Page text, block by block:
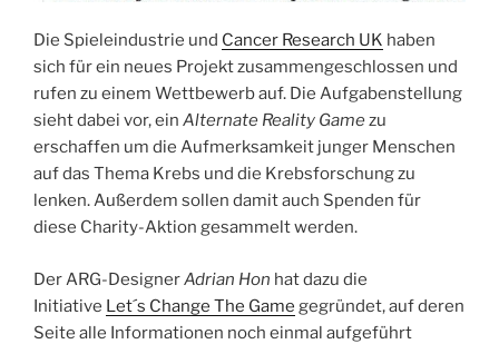
Die Spieleindustrie und Cancer Research UK haben
sich für ein neues Projekt zusammengeschlossen und
rufen zu einem Wettbewerb auf. Die Aufgabenstellung
sieht dabei vor, ein Alternate Reality Gamezu
erschaffen um die Aufmerksamkeit junger Menschen
auf das Thema Krebs und die Krebsforschung zu
lenken. Außerdem sollen damit auch Spenden für
diese Charity-Aktion gesammelt werden.
Der ARG-DesignerAdrian Hon hat dazu die
Initiative Let´s Change The Game gegründet, auf deren
Seite alle Informationen noch einmal aufgeführt